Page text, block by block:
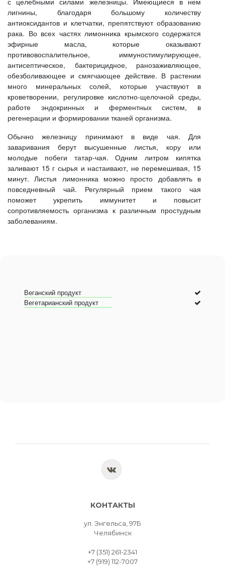
лигнины, благодаря большому количеству
антиоксидантов и клетчатки, препятствуют образованию
рака. Во всех частях лимонника крымского содержатся
эфирные масла, которые оказывают
противовоспалительное, иммуностимулирующее,
антисептическое, бактерицидное, ранозаживляющее,
обезболивающее и смягчающее действие. В растении
много минеральных солей, которые участвуют в
кроветворении, регулировке кислотно-щелочной среды,
работе эндокринных и ферментных систем, в
регенерации и формировании тканей организма.
Обычно железницу принимают в виде чая. Для
заваривания берут высушенные листья, кору или
молодые побеги татар-чая. Одним литром кипятка
заливают 15 г сырья и настаивают, не перемешивая, 15
минут. Листья лимонника можно просто добавлять в
повседневный чай. Регулярный прием такого чая
поможет укрепить иммунитет и повысит
сопротивляемость организма к различным простудным
заболеваниям.
Веганский продукт
Вегетарианский продукт
КОНТАКТЫ
ул. Энгельса, 97Б
Челябинск
+7 (351) 261-2341
+7 (919) 112-7007